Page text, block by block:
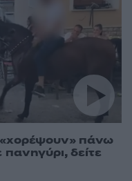
πάνω
δείτε